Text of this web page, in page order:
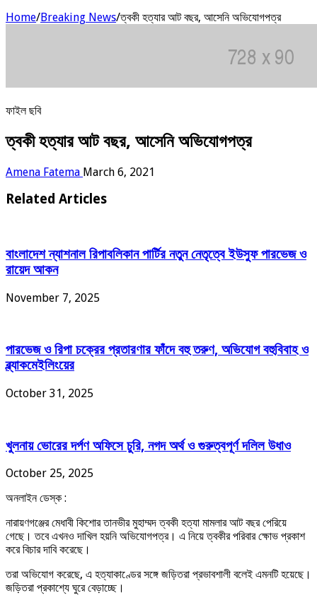
Home/Breaking News/ত্বকী হত্যার আট বছর, আসেনি অভিযোগপত্র
ফাইল ছবি
ত্বকী হত্যার আট বছর, আসেনি অভিযোগপত্র
Amena Fatema March 6, 2021
Related Articles
বাংলাদেশ ন্যাশনাল রিপাবলিকান পার্টির নতুন নেতৃত্বে ইউসুফ পারভেজ ও
রায়েদ আকন
November 7, 2025
পারভেজ ও রিপা চক্রের প্রতারণার ফাঁদে বহু তরুণ, অভিযোগ বহুবিবাহ ও
ব্ল্যাকমেইলিংয়ের
October 31, 2025
খুলনায় ভোরের দর্পণ অফিসে চুরি, নগদ অর্থ ও গুরুত্বপূর্ণ দলিল উধাও
October 25, 2025
অনলাইন ডেস্ক :
নারায়ণগঞ্জের মেধাবী কিশোর তানভীর মুহাম্মদ ত্বকী হত্যা মামলার আট বছর পেরিয়ে
গেছে। তবে এখনও দাখিল হয়নি অভিযোগপত্র। এ নিয়ে ত্বকীর পরিবার ক্ষোভ প্রকাশ
করে বিচার দাবি করেছে।
তরা অভিযোগ করেছে, এ হত্যাকাণ্ডের সঙ্গে জড়িতরা প্রভাবশালী বলেই এমনটি হয়েছে।
জড়িতরা প্রকাশ্যে ঘুরে বেড়াচ্ছে।